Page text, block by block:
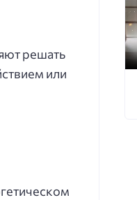
решать
или